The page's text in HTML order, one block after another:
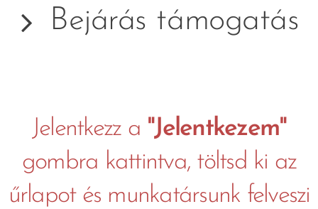
Bejárás támogatás
Jelentkezz a "Jelentkezem"
gombra kattintva, töltsd ki az
űrlapot és munkatársunk felveszi